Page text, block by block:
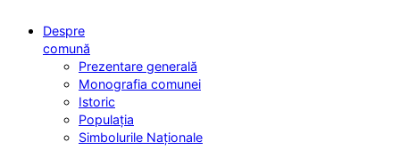
Despre
comună
Prezentare generală
Monografia comunei
Istoric
Populația
Simbolurile Naționale